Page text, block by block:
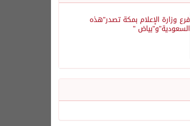
فرع وزارة الإعلام بمكة تصدر"هذه
السعودية"و"بياض "